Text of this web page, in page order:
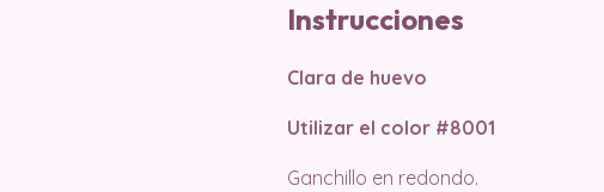
Instrucciones
Clara de huevo
Utilizar el color #8001
Ganchillo en redondo.